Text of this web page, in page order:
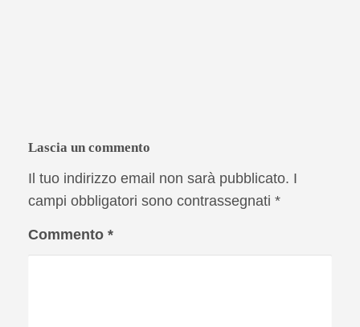
Lascia un commento
Il tuo indirizzo email non sarà pubblicato. I
campi obbligatori sono contrassegnati *
Commento *